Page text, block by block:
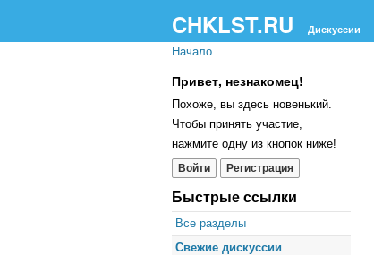
CHKLST.RU Дискуссии
Начало
Привет, незнакомец!
Похоже, вы здесь новенький.
Чтобы принять участие,
нажмите одну из кнопок ниже!
Войти Регистрация
Быстрые ссылки
Все разделы
Свежие дискуссии